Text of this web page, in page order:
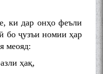
ки дар онҳо феъли
бо ҷузъи номии ҳар
меояд:
ҳақ,